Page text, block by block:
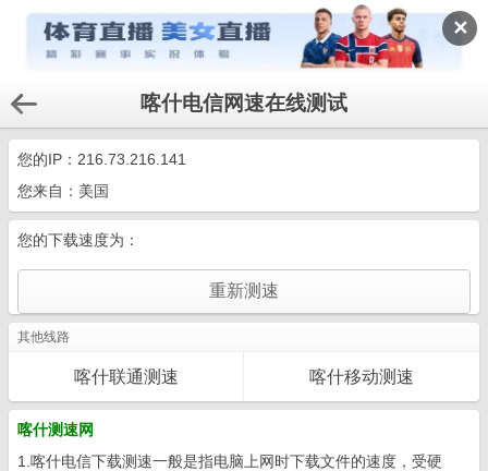
✕
喀什电信网速在线测试
您的IP： 216.73.216.141
您来自：美国
您的下载速度为：
其他线路
喀什联通测速 喀什移动测速
喀什测速网
1.喀什电信下载测速一般是指电脑上网时下载文件的速度，受硬